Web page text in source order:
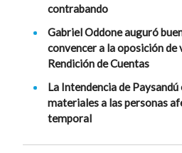
contrabando
Gabriel Oddone auguró
convencer a la oposición
Rendición de Cuentas
La Intendencia de
materiales a las personas
temporal